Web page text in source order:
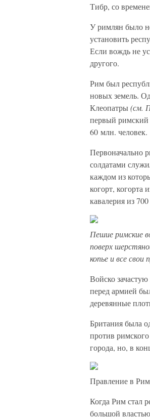
Тибр, со
У римлян было
установить
Если вождь не
другого.
Рим был
новых земель.
Клеопатры(см.
первый римский
60 млн. человек.
Первоначально
солдатами
каждом из
когорт, когорта
кавалерия из
Пешие римские
поверх
копье и все свои
Войско
перед армией
деревянные
Британия была
против
города, но, в
Правление в
Когда Рим стал
большой